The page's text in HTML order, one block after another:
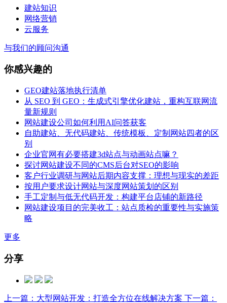
建站知识
网络营销
云服务
与我们的顾问沟通
你感兴趣的
GEO建站落地执行清单
从 SEO 到 GEO：生成式引擎优化建站，重构互联网流
量新规则
网站建设公司如何利用AI问答获客
自助建站、无代码建站、传统模板、定制网站四者的区
别
企业官网有必要搭建3d站点与动画站点嘛？
探讨网站建设不同的CMS后台对SEO的影响
客户行业调研与网站后期内容支撑：理想与现实的差距
按用户要求设计网站与深度网站策划的区别
手工定制与低无代码开发：构建平台店铺的新路径
网站建设项目的完美收工：站点质检的重要性与实施策
略
更多
分享
上一篇：大型网站开发：打造全方位在线解决方案 下一篇：